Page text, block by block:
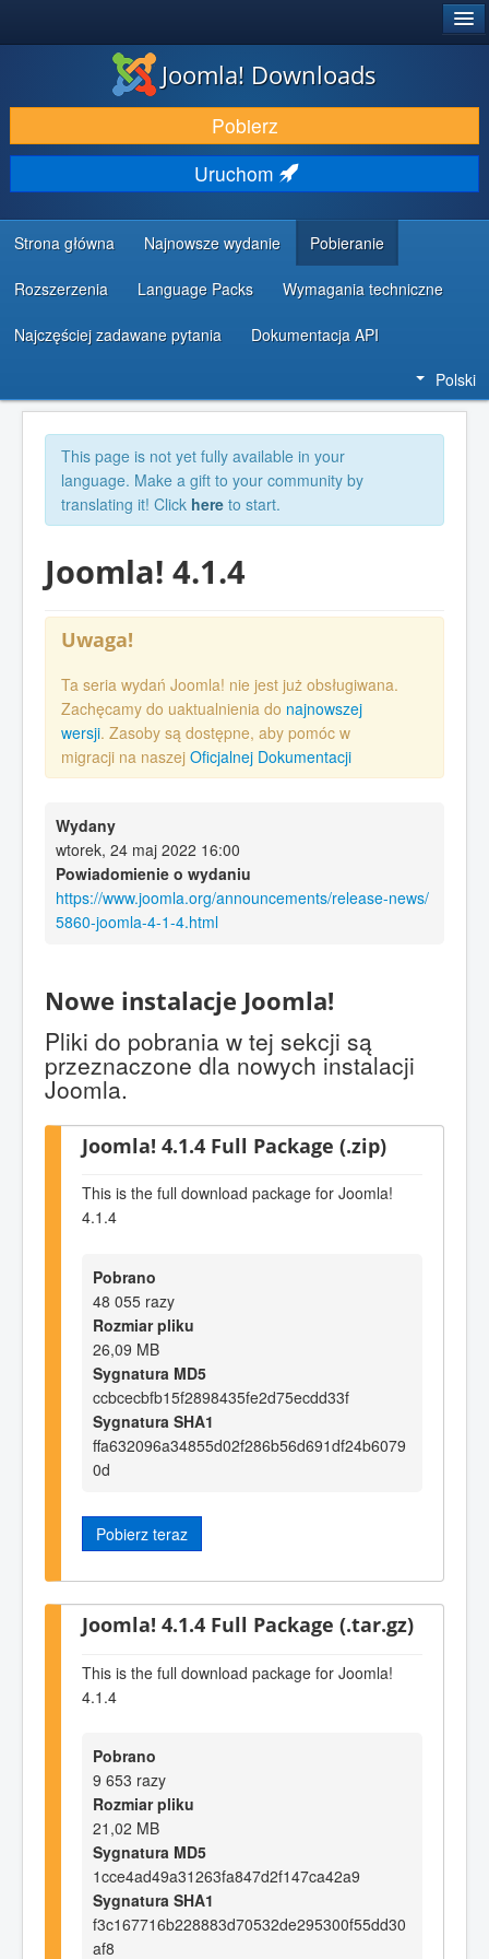
DODATKI I ROZSZERZENIA
ODKRYJ & POZNAJ
SPOŁECZNOŚĆ & WSPARCIE
ZASOBY DLA PROGRAMISTÓW
Joomla! Downloads
Pobierz
Uruchom
Strona główna Najnowsze wydanie Pobieranie
Rozszerzenia Language Packs Wymagania techniczne
Najczęściej zadawane pytania Dokumentacja API
Polski
This page is not yet fully available in your
language. Make a gift to your community by
translating it! Click here to start.
Joomla! 4.1.4
Uwaga!
Ta seria wydań Joomla! nie jest już obsługiwana.
Zachęcamy do uaktualnienia do najnowszej
wersji. Zasoby są dostępne, aby pomóc w
migracji na naszej Oficjalnej Dokumentacji
Wydany
wtorek, 24 maj 2022 16:00
Powiadomienie o wydaniu
https://www.joomla.org/announcements/release-news/
5860-joomla-4-1-4.html
Nowe instalacje Joomla!
Pliki do pobrania w tej sekcji są
przeznaczone dla nowych instalacji
Joomla.
Joomla! 4.1.4 Full Package (.zip)
This is the full download package for Joomla!
4.1.4
Pobrano
48 055 razy
Rozmiar pliku
26,09 MB
Sygnatura MD5
ccbcecbfb15f2898435fe2d75ecdd33f
Sygnatura SHA1
ffa632096a34855d02f286b56d691df24b6079
0d
Pobierz teraz
Joomla! 4.1.4 Full Package (.tar.gz)
This is the full download package for Joomla!
4.1.4
Pobrano
9 653 razy
Rozmiar pliku
21,02 MB
Sygnatura MD5
1cce4ad49a31263fa847d2f147ca42a9
Sygnatura SHA1
f3c167716b228883d70532de295300f55dd30
af8